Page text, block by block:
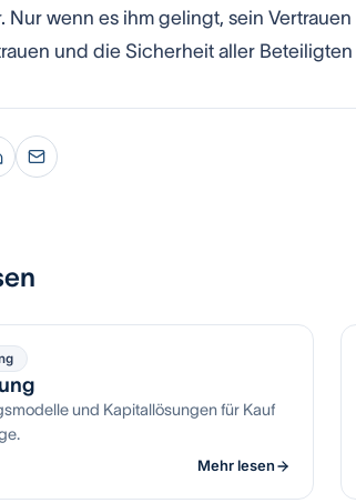
Nur wenn es ihm gelingt, sein
und die Sicherheit aller Beteiligten
und Kapitallösungen für Kauf
Mehr lesen